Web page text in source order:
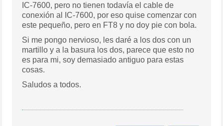
IC-7600, pero no tienen todavía el cable de
conexión al IC-7600, por eso quise comenzar con
este pequeño, pero en FT8 y no doy pie con bola.
Si me pongo nervioso, les daré a los dos con un
martillo y a la basura los dos, parece que esto no
es para mi, soy demasiado antiguo para estas
cosas.
Saludos a todos.